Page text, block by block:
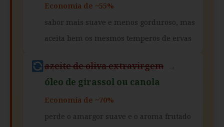
Economia de ~55%
sabor mais suave e menos gorduroso, mas
aceita bem os mesmos temperos de ervas
azeite de oliva extravirgem →
óleo de girassol ou canola
Economia de ~70%
perde o amargor suave e o aroma frutado